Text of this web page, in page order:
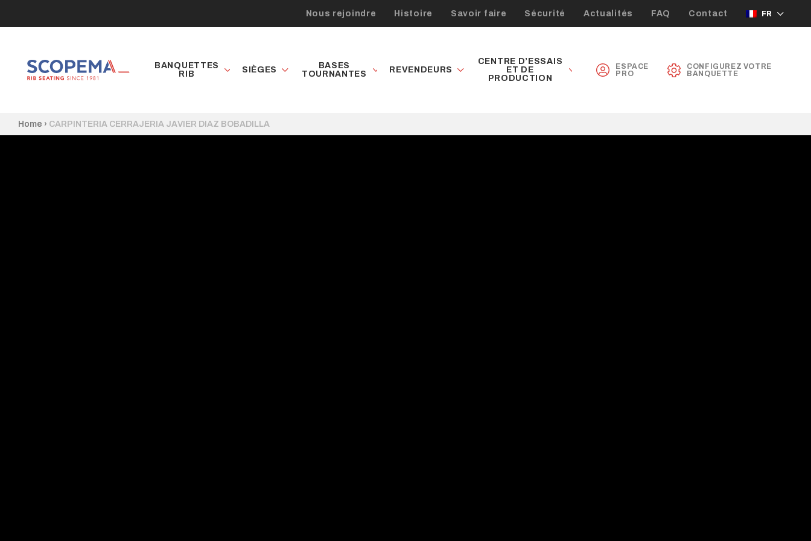
Nous rejoindre Histoire Savoir faire Sécurité Actualités FAQ Contact FR
BANQUETTES
RIB
SIÈGES
BASES
TOURNANTES
REVENDEURS
CENTRE D’ESSAIS
ET DE
PRODUCTION
ESPACE
PRO
CONFIGUREZ VOTRE
BANQUETTE
Home › CARPINTERIA CERRAJERIA JAVIER DIAZ BOBADILLA